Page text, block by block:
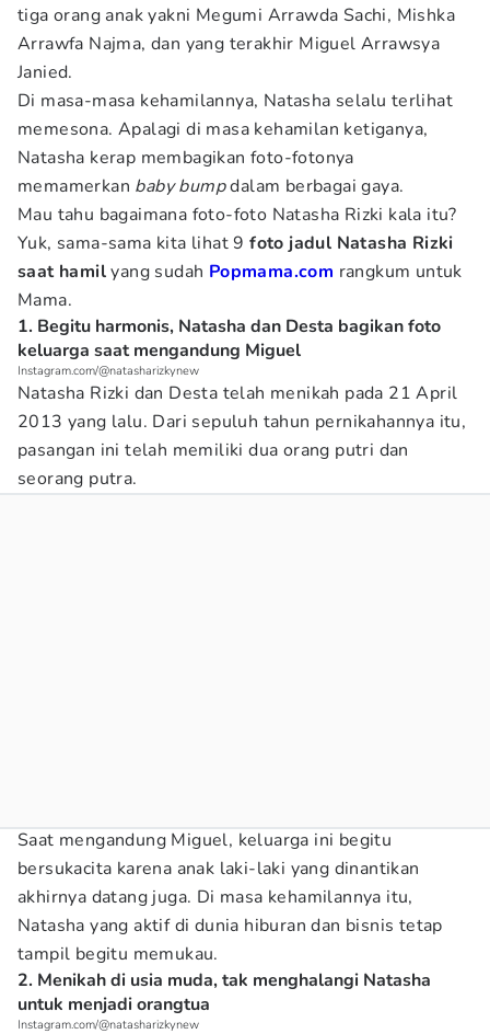
tiga orang anak yakni Megumi Arrawda Sachi, Mishka
Arrawfa Najma, dan yang terakhir Miguel Arrawsya
Janied.
Di masa-masa kehamilannya, Natasha selalu terlihat
memesona. Apalagi di masa kehamilan ketiganya,
Natasha kerap membagikan foto-fotonya
memamerkan baby bumpdalam berbagai gaya.
Mau tahu bagaimana foto-foto Natasha Rizki kala itu?
Yuk, sama-sama kita lihat 9foto jadul Natasha Rizki
saat hamilyang sudah Popmama.com rangkum untuk
Mama.
1. Begitu harmonis, Natasha dan Desta bagikan foto
keluarga saat mengandung Miguel
Instagram.com/@natasharizkynew
Natasha Rizki dan Desta telah menikah pada 21 April
2013 yang lalu. Dari sepuluh tahun pernikahannya itu,
pasangan ini telah memiliki dua orang putri dan
seorang putra.
Saat mengandung Miguel, keluarga ini begitu
bersukacita karena anak laki-laki yang dinantikan
akhirnya datang juga. Di masa kehamilannya itu,
Natasha yang aktif di dunia hiburan dan bisnis tetap
tampil begitu memukau.
2. Menikah di usia muda, tak menghalangi Natasha
untuk menjadi orangtua
Instagram.com/@natasharizkynew